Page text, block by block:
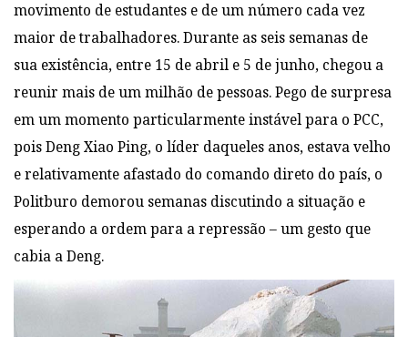
movimento de estudantes e de um número cada vez
maior de trabalhadores. Durante as seis semanas de
sua existência, entre 15 de abril e 5 de junho, chegou a
reunir mais de um milhão de pessoas. Pego de surpresa
em um momento particularmente instável para o PCC,
pois Deng Xiao Ping, o líder daqueles anos, estava velho
e relativamente afastado do comando direto do país, o
Politburo demorou semanas discutindo a situação e
esperando a ordem para a repressão – um gesto que
cabia a Deng.